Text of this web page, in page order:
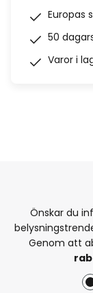
Europas
50
Varor i
Önskar du
Genom att